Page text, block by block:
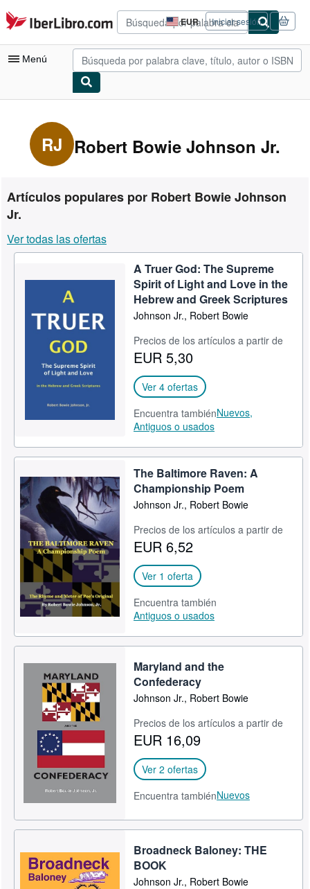
Pasar al contenido principal
IberLibro.com EUR
Preferencias
de
compra
del
Iniciar sesión
Menú
Consultar mis pedidos
Búsqueda avanzada
Libros antiguos
Arte y coleccionismo
Vendedores
Comenzar a vender
RJ Robert Bowie Johnson Jr.
Artículos populares por Robert Bowie Johnson
Jr.
Ver todas las ofertas
A Truer God: The Supreme
Spirit of Light and Love in the
Hebrew and Greek Scriptures
Johnson Jr., Robert Bowie
Precios de los artículos a partir de
EUR 5,30
Ver 4 ofertas
Encuentra tambiénNuevos,
Antiguos o usados
The Baltimore Raven: A
Championship Poem
Johnson Jr., Robert Bowie
Precios de los artículos a partir de
EUR 6,52
Ver 1 oferta
Encuentra también
Antiguos o usados
Maryland and the
Confederacy
Johnson Jr., Robert Bowie
Precios de los artículos a partir de
EUR 16,09
Ver 2 ofertas
Encuentra tambiénNuevos
Broadneck Baloney: THE
BOOK
Johnson Jr., Robert Bowie